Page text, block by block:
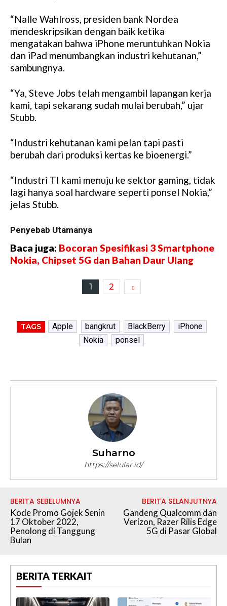
“Nalle Wahlross, presiden bank Nordea
mendeskripsikan dengan baik ketika
mengatakan bahwa iPhone meruntuhkan Nokia
dan iPad menumbangkan industri kehutanan,”
sambungnya.
“Ya, Steve Jobs telah mengambil lapangan kerja
kami, tapi sekarang sudah mulai berubah,” ujar
Stubb.
“Industri kehutanan kami pelan tapi pasti
berubah dari produksi kertas ke bioenergi.”
“Industri TI kami menuju ke sektor gaming, tidak
lagi hanya soal hardware seperti ponsel Nokia,”
jelas Stubb.
Penyebab Utamanya
Baca juga: Bocoran Spesifikasi 3 Smartphone
Nokia, Chipset 5G dan Bahan Daur Ulang
1 2
TAGS Apple bangkrut BlackBerry
iPhone
Nokia
ponsel
Suharno
https://selular.id/
BERITA SEBELUMNYA
Kode Promo Gojek Senin
17 Oktober 2022,
Penolong di Tanggung
Bulan
BERITA SELANJUTNYA
Gandeng Qualcomm dan
Verizon, Razer Rilis Edge
5G di Pasar Global
BERITA TERKAIT